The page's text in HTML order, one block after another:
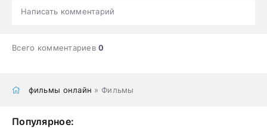
Написать комментарий
Всего комментариев0
фильмы онлайн » Фильмы
Популярное: